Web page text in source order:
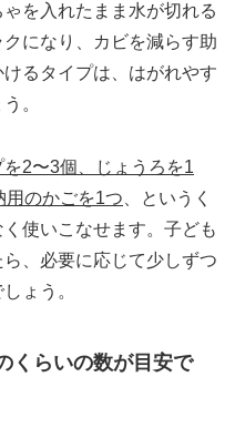
を入れたまま水が切れる
になり、カビを減らす助
るタイプは、はがれやす
。
2〜3個、じょうろを1
用のかごを1つ 、というく
使いこなせます。子ども
、必要に応じて少しずつ
ょう。
くらいの数が目安で